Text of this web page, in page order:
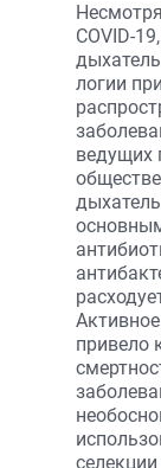
COVID-
логии
ведущих
привело